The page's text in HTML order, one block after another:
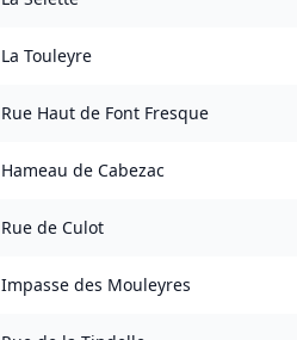
La Touleyre
Rue Haut de Font Fresque
Hameau de Cabezac
Rue de Culot
Impasse des Mouleyres